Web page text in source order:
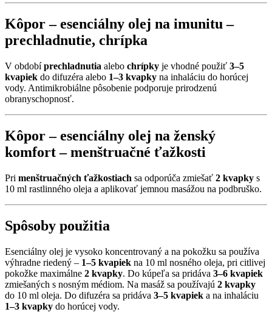
Kôpor – esenciálny olej na imunitu –
prechladnutie, chrípka
V obdobíprechladnutia alebo chrípky je vhodné použiť 3–5
kvapiek do difuzéra alebo 1–3 kvapky na inhaláciu do horúcej
vody. Antimikrobiálne pôsobenie podporuje prirodzenú
obranyschopnosť.
Kôpor – esenciálny olej na ženský
komfort –menštruačné ťažkosti
Pri menštruačných ťažkostiach sa odporúča zmiešať 2 kvapky s
10 ml rastlinného oleja a aplikovať jemnou masážou na podbruško.
Spôsoby použitia
Esenciálny olej je vysoko koncentrovaný a na pokožku sa používa
výhradne riedený – 1–5 kvapiek na 10 ml nosného oleja, pri citlivej
pokožke maximálne 2 kvapky. Do kúpeľa sa pridáva 3–6 kvapiek
zmiešaných s nosným médiom. Na masáž sa používajú 2 kvapky
do 10 ml oleja. Do difuzéra sa pridáva 3–5 kvapiek a na inhaláciu
1–3 kvapky do horúcej vody.